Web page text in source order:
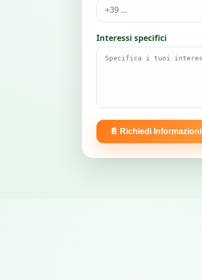
Interessi specifici
📄 Richiedi Informazioni